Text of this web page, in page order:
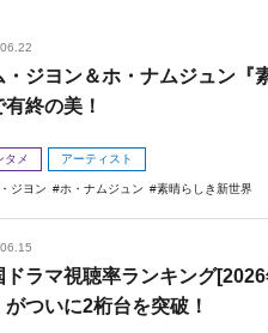
・ジヨン＆ホ・ナムジュン『
有終の美！
タメ アーティスト
ジヨン ホ・ナムジュン 素晴らしき新世界
ドラマ視聴率ランキング
がついに2桁台を突破！